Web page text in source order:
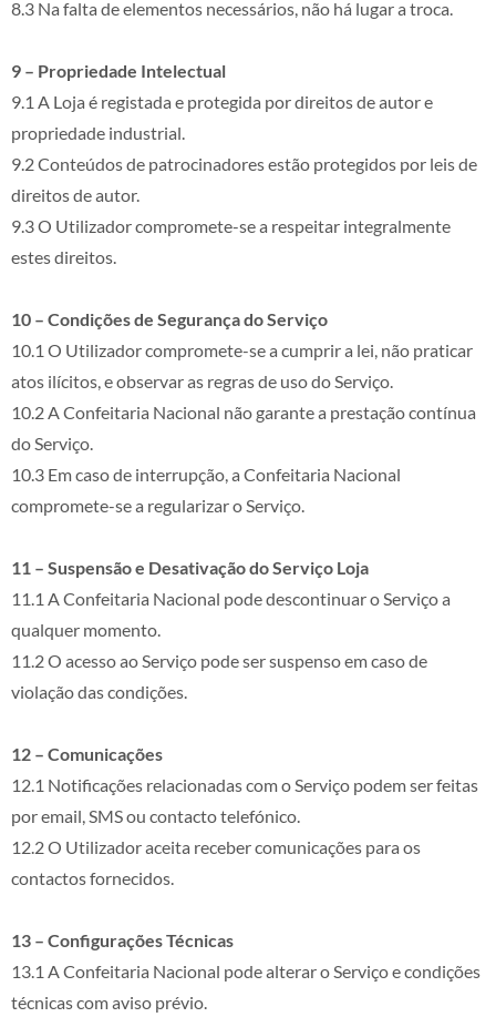
8.3 Na falta de elementos necessários, não há lugar a troca.
9 – Propriedade Intelectual
9.1 A Loja é registada e protegida por direitos de autor e
propriedade industrial.
9.2 Conteúdos de patrocinadores estão protegidos por leis de
direitos de autor.
9.3 O Utilizador compromete-se a respeitar integralmente
estes direitos.
10 – Condições de Segurança do Serviço
10.1 O Utilizador compromete-se a cumprir a lei, não praticar
atos ilícitos, e observar as regras de uso do Serviço.
10.2 A Confeitaria Nacional não garante a prestação contínua
do Serviço.
10.3 Em caso de interrupção, a Confeitaria Nacional
compromete-se a regularizar o Serviço.
11 – Suspensão e Desativação do Serviço Loja
11.1 A Confeitaria Nacional pode descontinuar o Serviço a
qualquer momento.
11.2 O acesso ao Serviço pode ser suspenso em caso de
violação das condições.
12 – Comunicações
12.1 Notificações relacionadas com o Serviço podem ser feitas
por email, SMS ou contacto telefónico.
12.2 O Utilizador aceita receber comunicações para os
contactos fornecidos.
13 – Configurações Técnicas
13.1 A Confeitaria Nacional pode alterar o Serviço e condições
técnicas com aviso prévio.